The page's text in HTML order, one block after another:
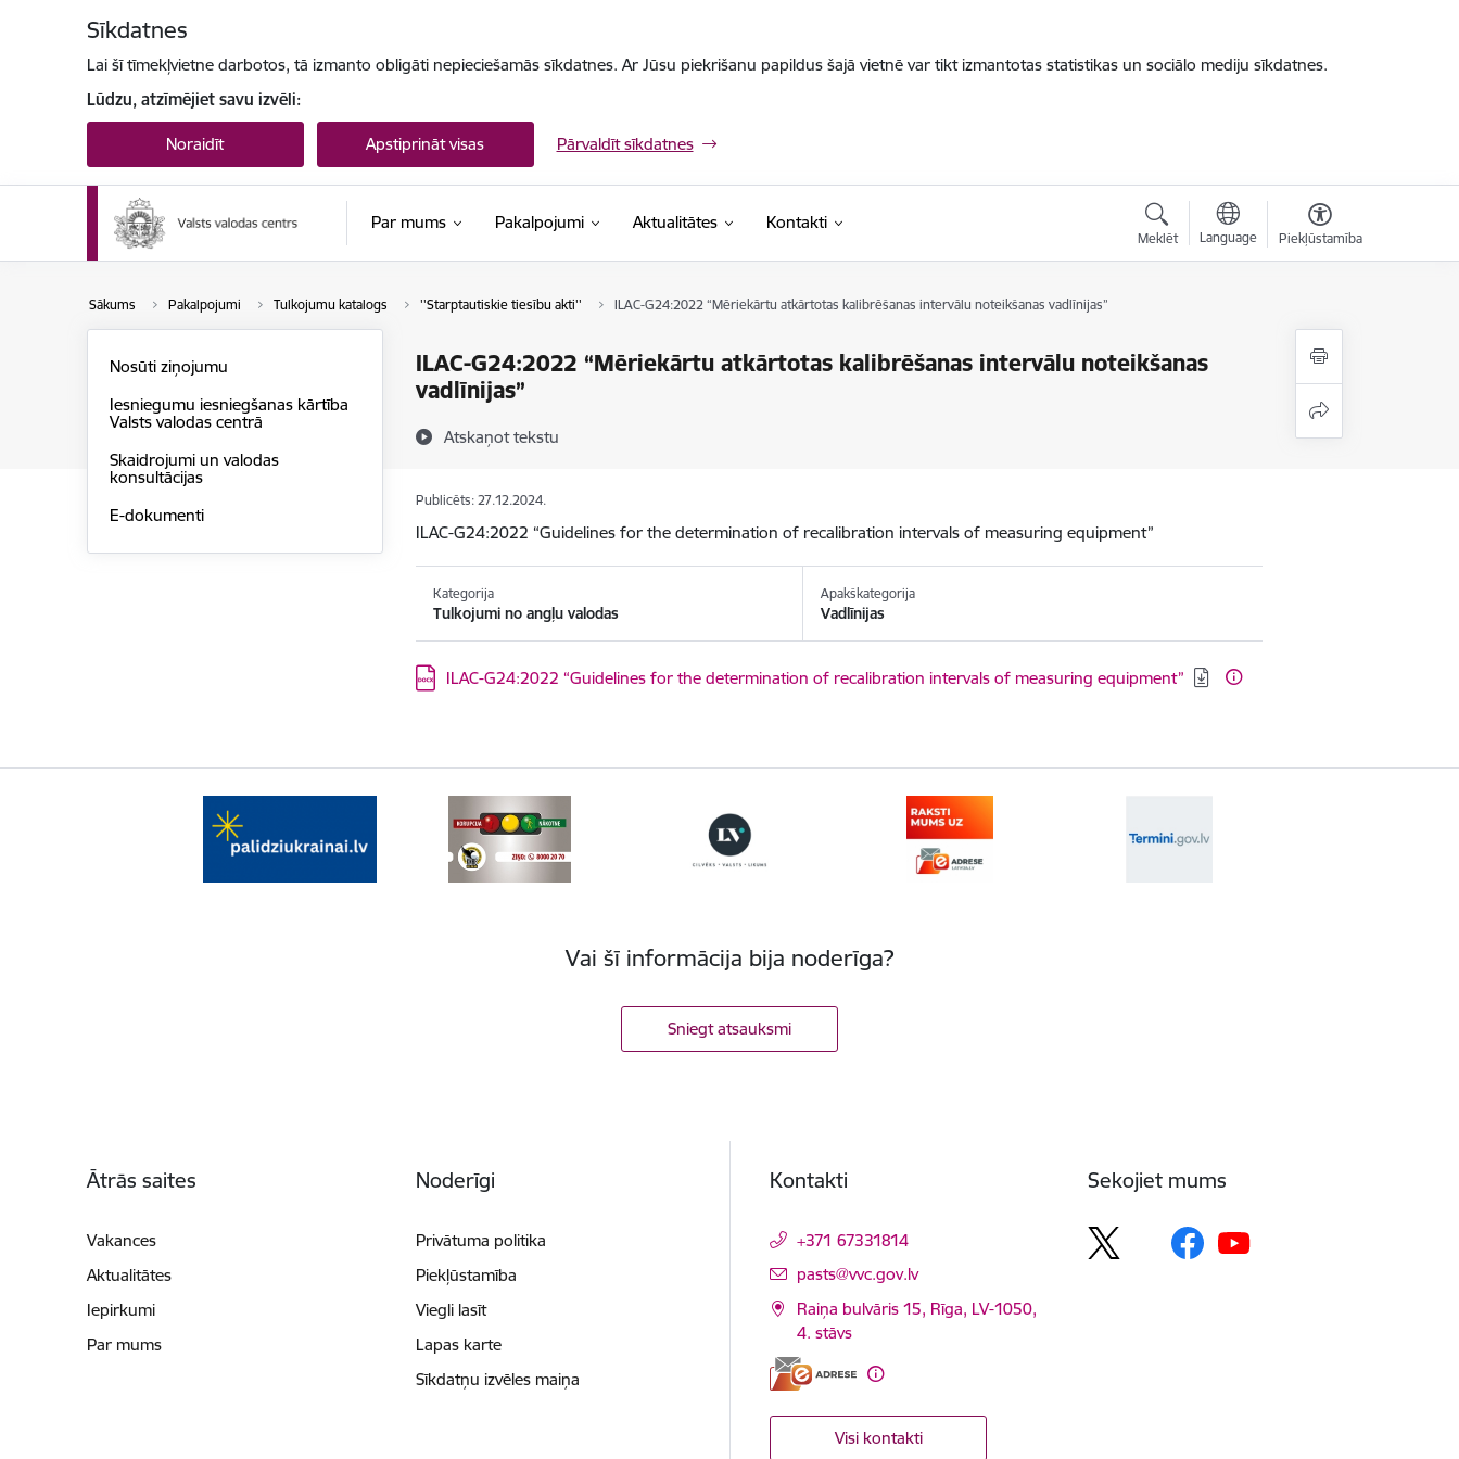
Sīkdatnes
Lai šī tīmekļvietne darbotos, tā izmanto obligāti nepieciešamās sīkdatnes. Ar Jūsu piekrišanu papildus šajā vietnē var tikt izmantotas statistikas un sociālo mediju sīkdatnes.
Lūdzu, atzīmējiet savu izvēli:
Noraidīt Apstiprināt visas Pārvaldīt sīkdatnes
Par mums Pakalpojumi Aktualitātes Kontakti
Meklēt Language Piekļūstamība
Sākums Pakalpojumi Tulkojumu katalogs ''Starptautiskie tiesību akti'' ILAC-G24:2022 “Mēriekārtu atkārtotas kalibrēšanas intervālu noteikšanas vadlīnijas”
ILAC-G24:2022 “Mēriekārtu atkārtotas kalibrēšanas intervālu noteikšanas
vadlīnijas”
Atskaņot tekstu
Nosūti ziņojumu
Iesniegumu iesniegšanas kārtība
Valsts valodas centrā
Skaidrojumi un valodas
konsultācijas
E-dokumenti
Publicēts: 27.12.2024.
ILAC-G24:2022 “Guidelines for the determination of recalibration intervals of measuring equipment”
Kategorija
Tulkojumi no angļu valodas
Apakškategorija
Vadlīnijas
Lejupielādēt:
ILAC-G24:2022 “Guidelines for the determination of recalibration intervals of measuring equipment”
Vai šī informācija bija noderīga?
Sniegt atsauksmi
Ātrās saites
Vakances
Aktualitātes
Iepirkumi
Par mums
Noderīgi
Privātuma politika
Piekļūstamība
Viegli lasīt
Lapas karte
Sīkdatņu izvēles maiņa
Kontakti
+371 67331814
E-pasts:
pasts@vvc.gov.lv
Raiņa bulvāris 15, Rīga, LV-1050,
4. stāvs
Visi kontakti
Sekojiet mums